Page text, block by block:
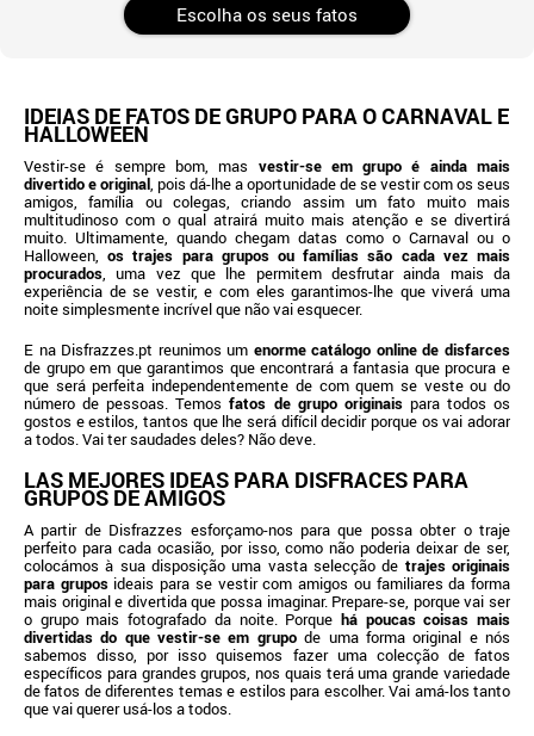
Escolha os seus fatos
IDEIAS DE FATOS DE GRUPO PARA O CARNAVAL E
HALLOWEEN
Vestir-se é sempre bom, mas vestir-se em grupo é ainda mais
divertido e original , pois dá-lhe a oportunidade de se vestir com os seus
amigos, família ou colegas, criando assim um fato muito mais
multitudinoso com o qual atrairá muito mais atenção e se divertirá
muito. Ultimamente, quando chegam datas como o Carnaval ou o
Halloween,os trajes para grupos ou famílias são cada vez mais
procurados , uma vez que lhe permitem desfrutar ainda mais da
experiência de se vestir, e com eles garantimos-lhe que viverá uma
noite simplesmente incrível que não vai esquecer.
E na Disfrazzes.pt reunimos um enorme catálogo online de disfarces
de grupo em que garantimos que encontrará a fantasia que procura e
que será perfeita independentemente de com quem se veste ou do
número de pessoas. Temosfatos de grupo originaispara todos os
gostos e estilos, tantos que lhe será difícil decidir porque os vai adorar
a todos. Vai ter saudades deles? Não deve.
LAS MEJORES IDEAS PARA DISFRACES PARA
GRUPOS DE AMIGOS
A partir de Disfrazzes esforçamo-nos para que possa obter o traje
perfeito para cada ocasião, por isso, como não poderia deixar de ser,
colocámos à sua disposição uma vasta selecção de trajes originais
para gruposideais para se vestir com amigos ou familiares da forma
mais original e divertida que possa imaginar. Prepare-se, porque vai ser
o grupo mais fotografado da noite. Porque há poucas coisas mais
divertidas do que vestir-se em grupode uma forma original e nós
sabemos disso, por isso quisemos fazer uma colecção de fatos
específicos para grandes grupos, nos quais terá uma grande variedade
de fatos de diferentes temas e estilos para escolher. Vai amá-los tanto
que vai querer usá-los a todos.